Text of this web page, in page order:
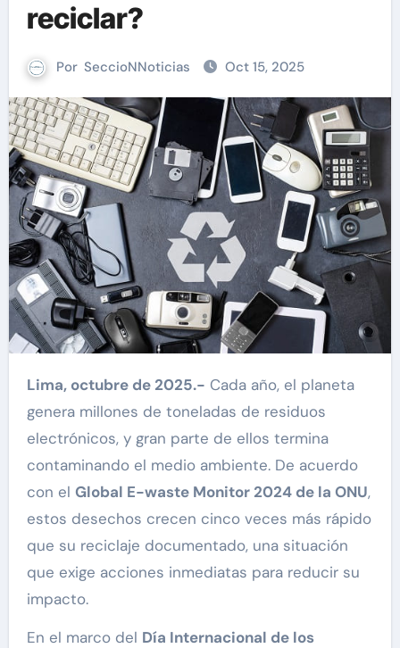
reciclar?
Por SeccioNNoticias Oct 15, 2025
Lima, octubre de 2025.- Cada año, el planeta
genera millones de toneladas de residuos
electrónicos, y gran parte de ellos termina
contaminando el medio ambiente. De acuerdo
con el Global E-waste Monitor 2024 de la ONU,
estos desechos crecen cinco veces más rápido
que su reciclaje documentado, una situación
que exige acciones inmediatas para reducir su
impacto.
En el marco del Día Internacional de los